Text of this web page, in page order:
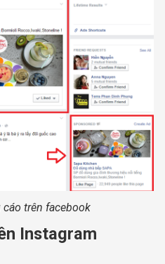
cáo trên facebook
Instagram